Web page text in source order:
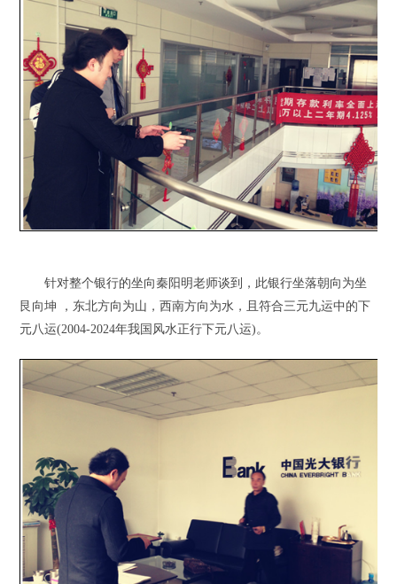
针对整个银行的坐向秦阳明老师谈到，此银行坐落朝向为坐
艮向坤 ，东北方向为山，西南方向为水，且符合三元九运中的下
元八运(2004-2024年我国风水正行下元八运)。